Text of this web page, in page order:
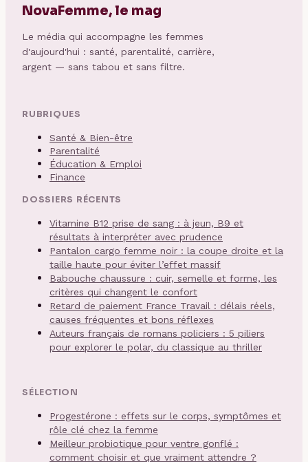
NovaFemme, le mag
Le média qui accompagne les femmes
d'aujourd'hui : santé, parentalité, carrière,
argent — sans tabou et sans filtre.
RUBRIQUES
Santé & Bien-être
Parentalité
Éducation & Emploi
Finance
DOSSIERS RÉCENTS
Vitamine B12 prise de sang : à jeun, B9 et
résultats à interpréter avec prudence
Pantalon cargo femme noir : la coupe droite et la
taille haute pour éviter l’effet massif
Babouche chaussure : cuir, semelle et forme, les
critères qui changent le confort
Retard de paiement France Travail : délais réels,
causes fréquentes et bons réflexes
Auteurs français de romans policiers : 5 piliers
pour explorer le polar, du classique au thriller
SÉLECTION
Progestérone : effets sur le corps, symptômes et
rôle clé chez la femme
Meilleur probiotique pour ventre gonflé :
comment choisir et que vraiment attendre ?